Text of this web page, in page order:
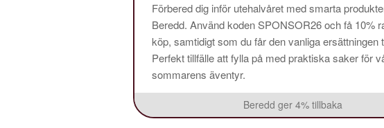
Förbered dig inför utehalvåret med smarta
Beredd. Använd koden SPONSOR26 och få 10%
köp, samtidigt som du får den vanliga ersättningen
Perfekt tillfälle att fylla på med praktiska saker för
sommarens äventyr.
Beredd ger 4% tillbaka